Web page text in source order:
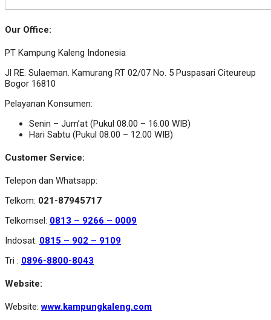
Our Office:
PT Kampung Kaleng Indonesia
Jl RE. Sulaeman. Kamurang RT 02/07 No. 5 Puspasari Citeureup
Bogor 16810
Pelayanan Konsumen:
Senin – Jum’at (Pukul 08.00 – 16.00 WIB)
Hari Sabtu (Pukul 08.00 – 12.00 WIB)
Customer Service:
Telepon dan Whatsapp:
Telkom: 021-87945717
Telkomsel: 0813 – 9266 – 0009
Indosat: 0815 – 902 – 9109
Tri : 0896-8800-8043
Website:
Website:www.kampungkaleng.com